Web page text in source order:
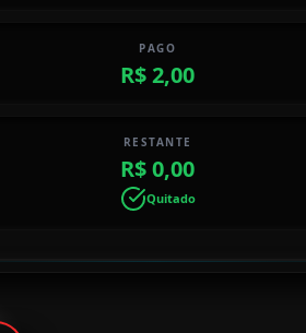
PAGO
R$ 2,00
RESTANTE
R$ 0,00
Quitado